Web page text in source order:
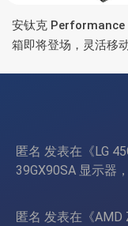
安钛克 Performance
箱即将登场，灵活移
匿名 发表在《LG
39GX90SA 显示器
匿名 发表在《AMD